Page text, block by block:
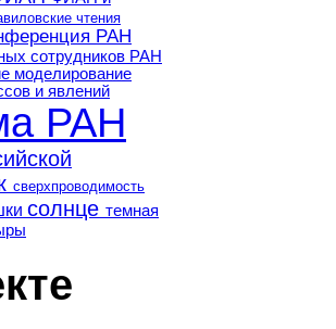
чтения
РАН
сотрудников РАН
моделирование
и явлений
РАН
сверхпроводимость
солнце темная